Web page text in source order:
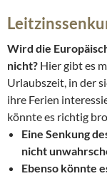
Wird die
nicht? Hier gibt es
Urlaubszeit, in der
ihre Ferien
könnte es richtig
Eine Senkung
nicht
Ebenso könnte